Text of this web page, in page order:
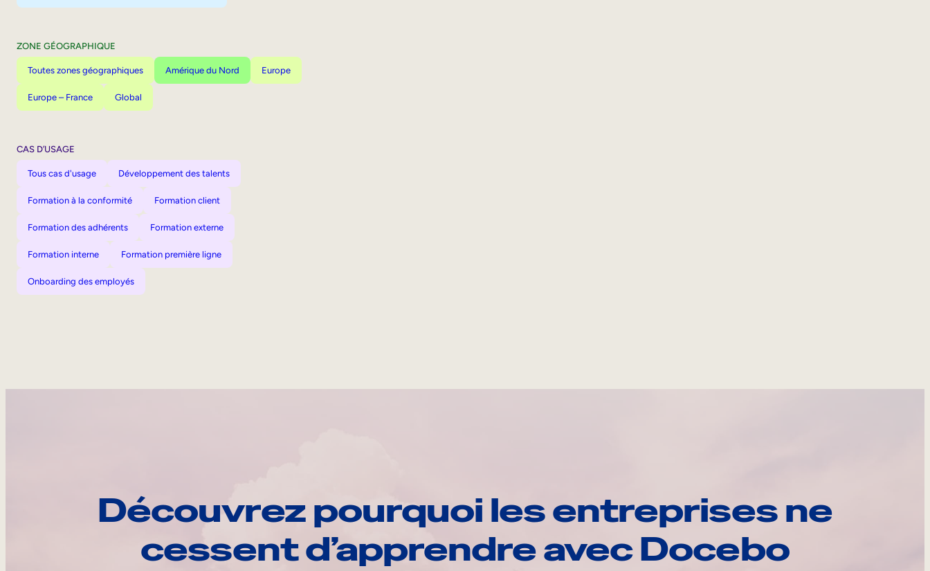
ZONE GÉOGRAPHIQUE
Toutes zones géographiques Amérique du Nord Europe
Europe – France Global
CAS D’USAGE
Tous cas d'usage Développement des talents
Formation à la conformité Formation client
Formation des adhérents Formation externe
Formation interne Formation première ligne
Onboarding des employés
Découvrez pourquoi les entreprises ne
cessent d’apprendre avec Docebo